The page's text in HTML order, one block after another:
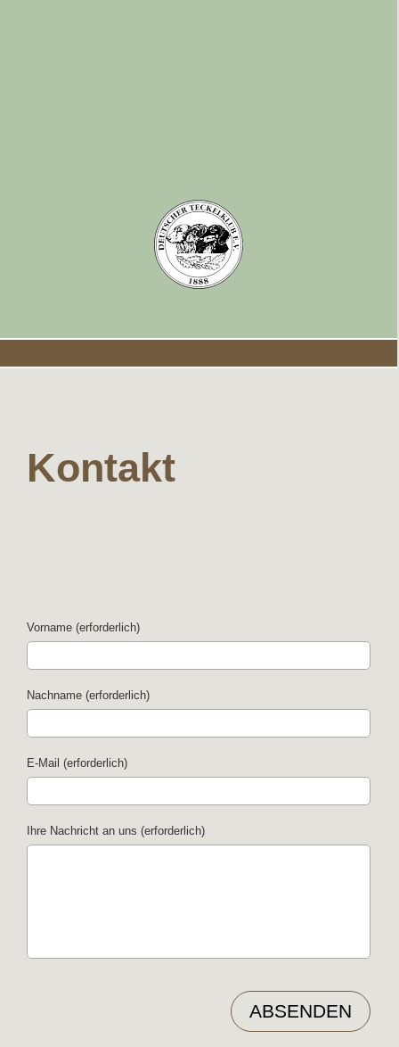
Kontakt
Vorname (erforderlich)
Nachname (erforderlich)
E-Mail (erforderlich)
Ihre Nachricht an uns (erforderlich)